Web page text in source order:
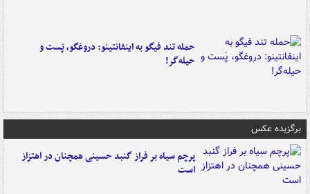
حمله تند فیگو به اینفانتینو: دروغگو، پَست‌ و
حیله‌گر!
برگزیده عکس
پرچم سیاه بر فراز گنبد حسینی همچنان در اهتزاز
است